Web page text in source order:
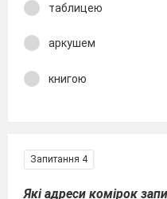
таблицею
аркушем
книгою
Запитання 4
Які адреси комірок